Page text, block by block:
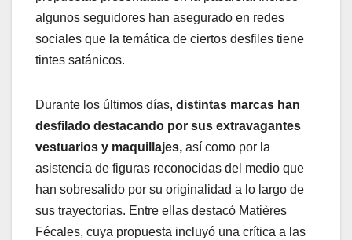
algunos seguidores han asegurado en redes
sociales que la temática de ciertos desfiles tiene
tintes satánicos.
Durante los últimos días, distintas marcas han
desfilado destacando por sus extravagantes
vestuarios y maquillajes, así como por la
asistencia de figuras reconocidas del medio que
han sobresalido por su originalidad a lo largo de
sus trayectorias. Entre ellas destacó Matières
Fécales, cuya propuesta incluyó una crítica a las